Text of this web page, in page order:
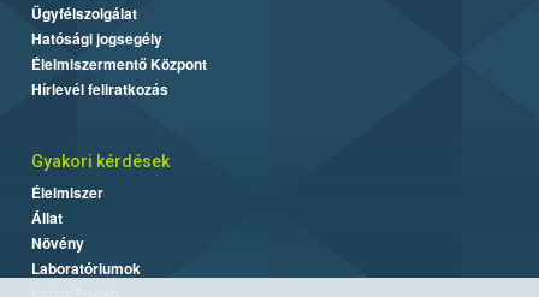
Ügyfélszolgálat
Hatósági jogsegély
Élelmiszermentő Központ
Hírlevél feliratkozás
Gyakori kérdések
Élelmiszer
Állat
Növény
Laboratóriumok